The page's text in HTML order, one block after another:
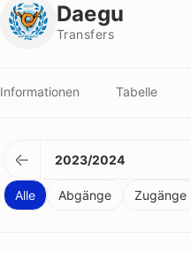
Daegu
Transfers
Informationen Tabelle
2023/2024
Alle Abgänge Zugänge